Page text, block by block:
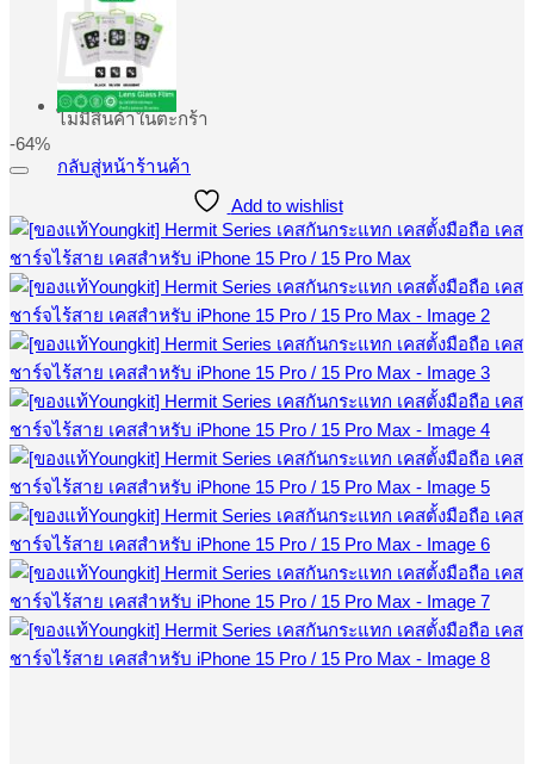
ไม่มีสินค้าในตะกร้า
กลับสู่หน้าร้านค้า
-64%
Add to wishlist